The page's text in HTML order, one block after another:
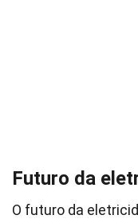
Futuro da
O futuro da